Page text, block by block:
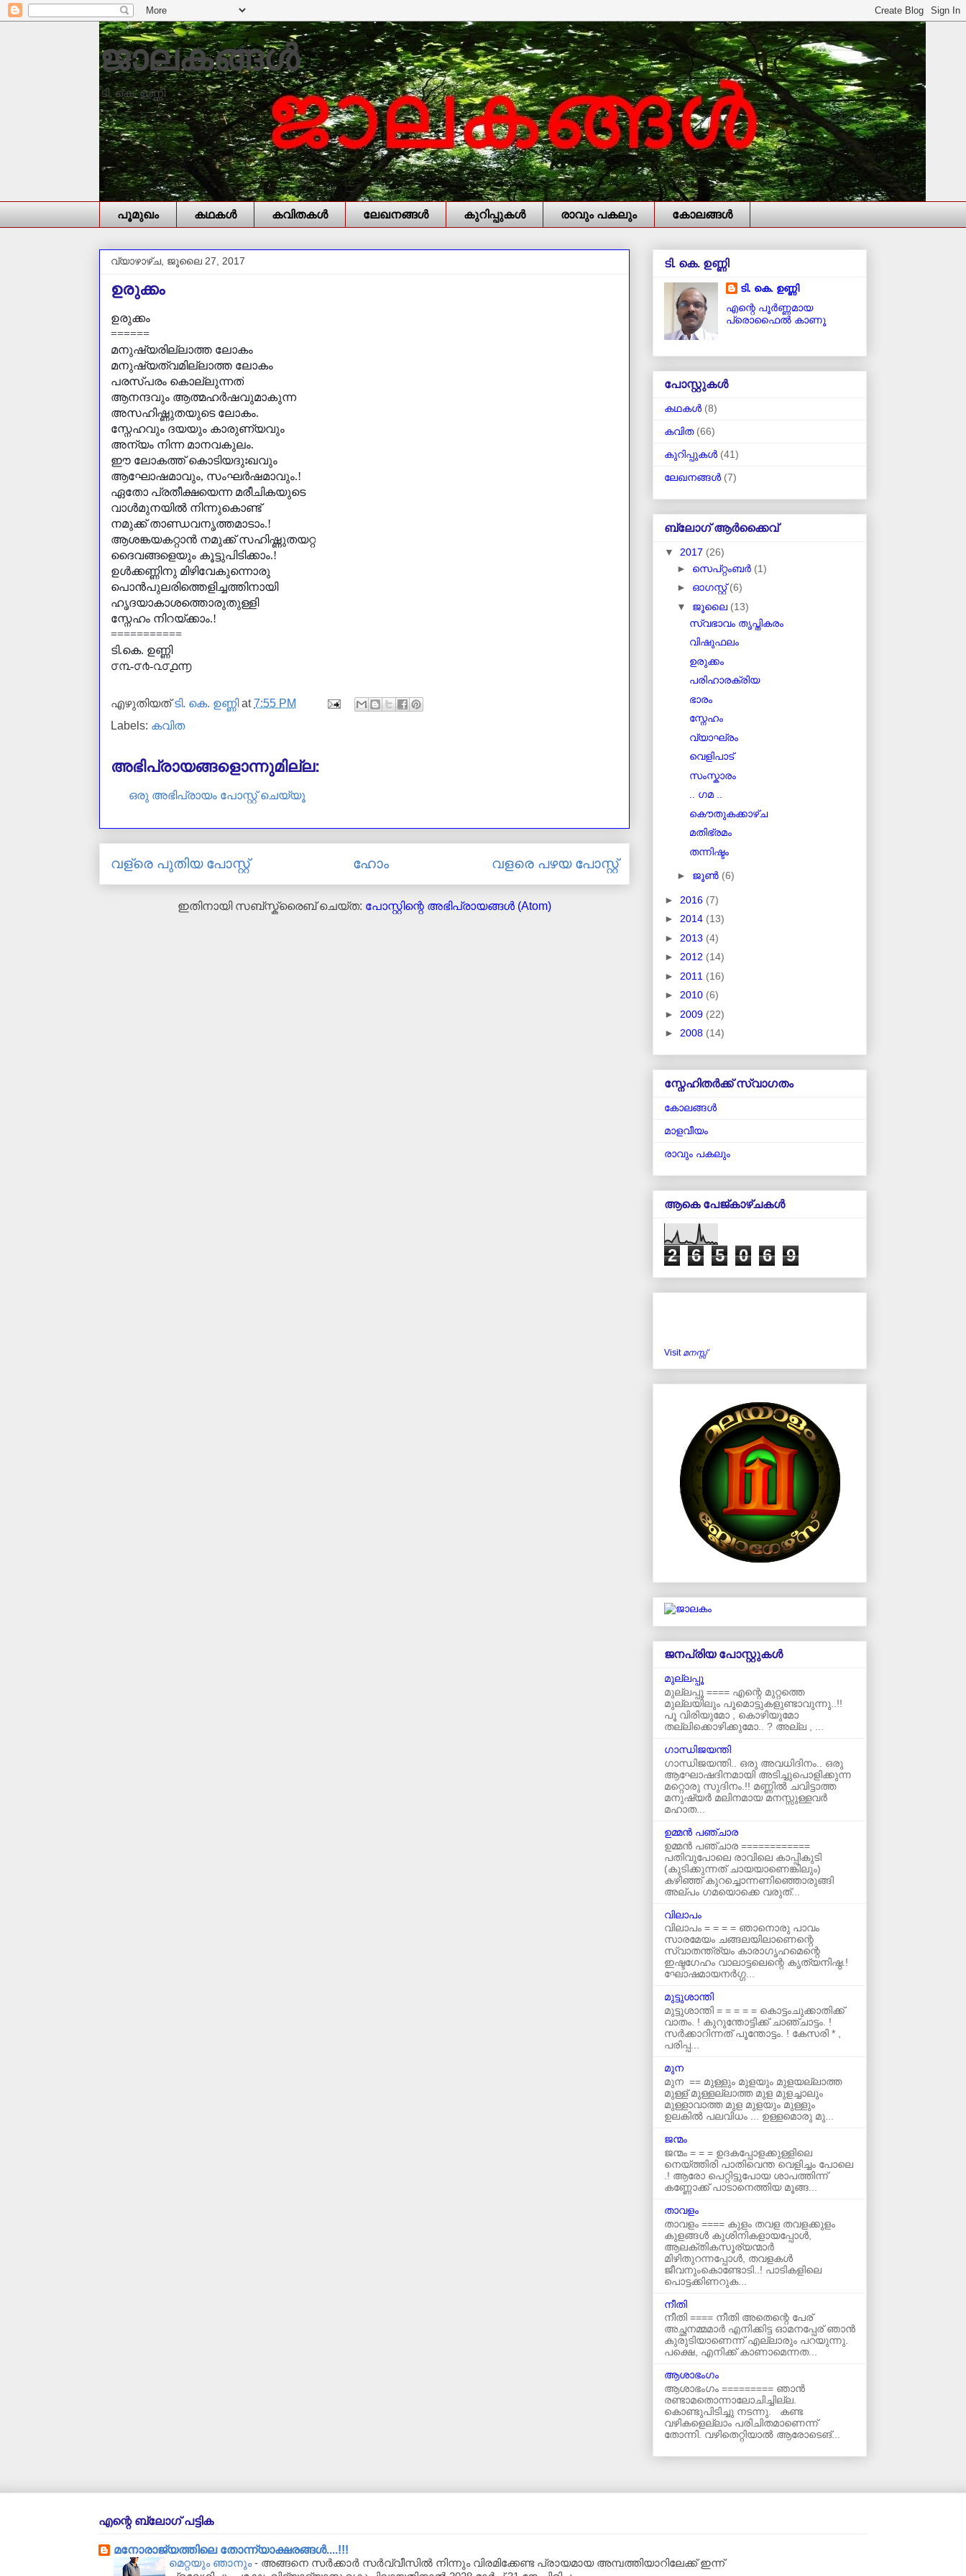
ജാലകങ്ങൾ
ടി. കെ. ഉണ്ണി
പൂമുഖം കഥകള്‍ കവിതകള്‍ ലേഖനങ്ങള്‍ കുറിപ്പുകള്‍ രാവും പകലും കോലങ്ങള്‍
വ്യാഴാഴ്‌ച, ജൂലൈ 27, 2017
ഉരുക്കം
ഉരുക്കം
======
മനുഷ്യരില്ലാത്ത ലോകം
മനുഷ്യത്വമില്ലാത്ത ലോകം
പരസ്പരം കൊല്ലുന്നത്
ആനന്ദവും ആത്മഹർഷവുമാകുന്ന
അസഹിഷ്ണുതയുടെ ലോകം.
സ്നേഹവും ദയയും കാരുണ്യവും
അന്യം നിന്ന മാനവകുലം.
ഈ ലോകത്ത്‌ കൊടിയദുഃഖവും
ആഘോഷമാവും, സംഘർഷമാവും.!
ഏതോ പ്രതീക്ഷയെന്ന മരീചികയുടെ
വാൾമുനയിൽ നിന്നുകൊണ്ട്
നമുക്ക് താണ്ഡവനൃത്തമാടാം.!
ആശങ്കയകറ്റാൻ നമുക്ക് സഹിഷ്ണുതയറ്റ
ദൈവങ്ങളെയും കൂട്ടുപിടിക്കാം.!
ഉൾക്കണ്ണിനു മിഴിവേകുന്നൊരു
പൊൻപുലരിത്തെളിച്ചത്തിനായി
ഹൃദയാകാശത്തൊരുതുള്ളി
സ്നേഹം നിറയ്ക്കാം.!
===========
ടി.കെ. ഉണ്ണി
൦൩-൦൪-൨൦൧൬
എഴുതിയത്ടി. കെ. ഉണ്ണി at7:55 PM
Labels: കവിത
അഭിപ്രായങ്ങളൊന്നുമില്ല:
ഒരു അഭിപ്രായം പോസ്റ്റ് ചെയ്യൂ
വള്രെ പുതിയ പോസ്റ്റ് വളരെ പഴയ പോസ്റ്റ്
ഹോം
ഇതിനായി സബ്‌സ്ക്രൈബ് ചെയ്ത: പോസ്റ്റിന്റെ അഭിപ്രായങ്ങള്‍ (Atom)
ടി. കെ. ഉണ്ണി
ടി. കെ. ഉണ്ണി
എന്റെ പൂര്‍ണ്ണമായ
പ്രൊഫൈൽ കാണൂ
പോസ്റ്റുകള്‍
കഥകള്‍ (8)
കവിത (66)
കുറിപ്പുകള്‍ (41)
ലേഖനങ്ങള്‍ (7)
ബ്ലോഗ് ആര്‍ക്കൈവ്
▼ 2017 (26)
► സെപ്റ്റംബർ (1)
► ഓഗസ്റ്റ്(6)
▼ ജൂലൈ (13)
സ്വഭാവം തൃപ്തികരം
വിഷുഫലം
ഉരുക്കം
പരിഹാരക്രിയ
ഭാരം
സ്നേഹം
വ്യാഘ്രം
വെളിപാട്
സംസ്കാരം
.. ഗമ ..
കൌതുകക്കാഴ്ച
മതിഭ്രമം
തന്നിഷ്ടം
► ജൂൺ (6)
► 2016 (7)
► 2014 (13)
► 2013 (4)
► 2012 (14)
► 2011 (16)
► 2010 (6)
► 2009 (22)
► 2008 (14)
സ്നേഹിതർക്ക് സ്വാഗതം
കോലങ്ങള്‍
മാളവീയം
രാവും പകലും
ആകെ പേജ്‌കാഴ്‌ചകള്‍
2 6 5 0 6 9
Visit മനസ്സ്
ജനപ്രിയ പോസ്റ്റുകള്‍‌
മുല്ലപ്പൂ
മുല്ലപ്പൂ ==== എന്റെ മുറ്റത്തെ
മുല്ലയിലും പൂമൊട്ടുകളുണ്ടാവുന്നു..!!
പൂ വിരിയുമോ , കൊഴിയുമോ
തല്ലിക്കൊഴിക്കുമോ.. ? അല്ല , ...
ഗാന്ധിജയന്തി
ഗാന്ധിജയന്തി.. ഒരു അവധിദിനം.. ഒരു
ആഘോഷദിനമായി അടിച്ചുപൊളിക്കുന്ന
മറ്റൊരു സുദിനം.!! മണ്ണിൽ ചവിട്ടാത്ത
മനുഷ്യർ മലിനമായ മനസ്സുള്ളവർ
മഹാത...
ഉമ്മന്‍ പഞ്ചാര
ഉമ്മൻ പഞ്ചാര ============
പതിവുപോലെ രാവിലെ കാപ്പികുടി
(കുടിക്കുന്നത് ചായയാണെങ്കിലും)
കഴിഞ്ഞ് കുറച്ചൊന്നണിഞ്ഞൊരുങ്ങി
അല്പം ഗമയൊക്കെ വരുത്...
വിലാപം
വിലാപം = = = = ഞാനൊരു പാവം
സാരമേയം ചങ്ങലയിലാണെന്റെ
സ്വാതന്ത്ര്യം കാരാഗൃഹമെന്റെ
ഇഷ്ടഗേഹം വാലാട്ടലെന്റെ കൃത്യനിഷ്ഠ.!
ഘോഷമായനർഗ്ഗ...
മുട്ടുശാന്തി
മുട്ടുശാന്തി = = = = = കൊട്ടംചുക്കാതിക്ക്‌
വാതം. ! കുറുന്തോട്ടിക്ക്‌ ചാഞ്ചാട്ടം. !
സർക്കാറിന്നത്‌ പൂന്തോട്ടം. ! കേസരി * ,
പരിപ്പ...
മുന
മുന == മുള്ളും മുളയും മുളയല്ലാത്ത
മുള്ള് മുള്ളല്ലാത്ത മുള മുളച്ചാലും
മുള്ളാവാത്ത മുള മുളയും മുള്ളും
ഉലകില്‍ പലവിധം ... ഉള്ളമൊരു മു...
ജന്മം
ജന്മം = = = ഉദകപ്പോളക്കുള്ളിലെ
നെയ്ത്തിരി പാതിവെന്ത വെളിച്ചം പോലെ
.! ആരോ പെറ്റിട്ടുപോയ ശാപത്തിന്ന്
കണ്ണോക്ക് പാടാനെത്തിയ മൂങ്ങ...
താവളം
താവളം ==== കുളം തവള തവളക്കുളം
കുളങ്ങൾ കുശിനികളായപ്പോൾ,
ആലക്തികസൂര്യന്മാർ
മിഴിതുറന്നപ്പോൾ, തവളകൾ
ജീവനുംകൊണ്ടോടി..! പാടികളിലെ
പൊട്ടക്കിണറുക...
നീതി
നീതി ==== നീതി അതെന്റെ പേര്
അച്ഛനമ്മമാർ എനിക്കിട്ട ഓമനപ്പേര് ഞാന്‍
കുരുടിയാണെന്ന് എല്ലാരും പറയുന്നു.
പക്ഷെ, എനിക്ക് കാണാമെന്നത...
ആശാഭംഗം
ആശാഭംഗം ========= ഞാൻ
രണ്ടാമതൊന്നാലോചിച്ചില്ല.
കൊണ്ടുപിടിച്ചു നടന്നു. കണ്ട
വഴികളെല്ലാം പരിചിതമാണെന്ന്
തോന്നി. വഴിതെറ്റിയാൽ ആരോടെങ്...
എന്റെ ബ്ലോഗ് പട്ടിക
മനോരാജ്യത്തിലെ തോന്ന്യാക്ഷരങ്ങള്‍....!!!
മെറ്റയും ഞാനും- അങ്ങനെ സർക്കാർ സർവ്വീസിൽ നിന്നും വിരമിക്കേണ്ട പ്രായമായ അമ്പത്തിയാറിലേക്ക് ഇന്ന്